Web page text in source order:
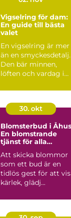
Vigselring för dam:
En guide till bästa
valet
En vigselring är mer
än en smyckesdetalj.
Den bär minnen,
löften och vardag i
30. okt
Blomsterbud i
En blomstrande
tjänst för alla
Att skicka blommor
som ett bud är en
tidlös gest för att
kärlek, glädj...